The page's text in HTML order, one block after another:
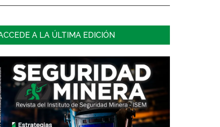
A LA ÚLTIMA EDICIÓN